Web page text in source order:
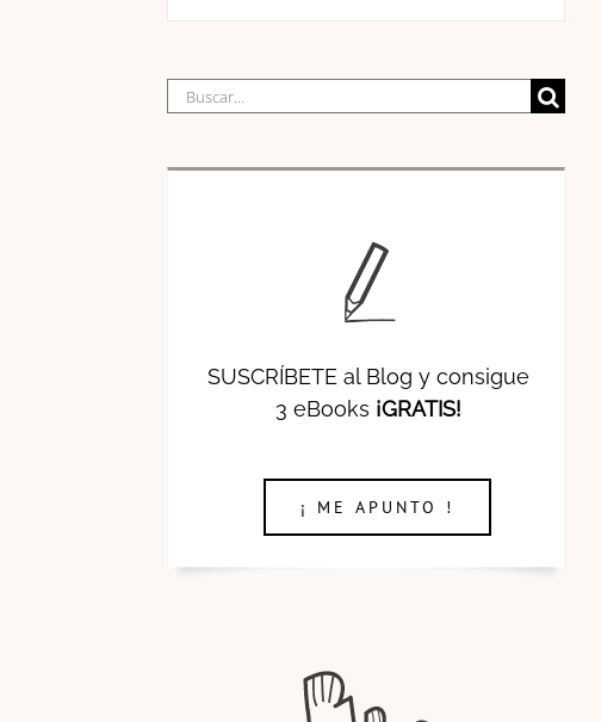
Buscar:
SUSCRÍBETE al Blog y consigue
3 eBooks ¡GRATIS!
¡ ME APUNTO !